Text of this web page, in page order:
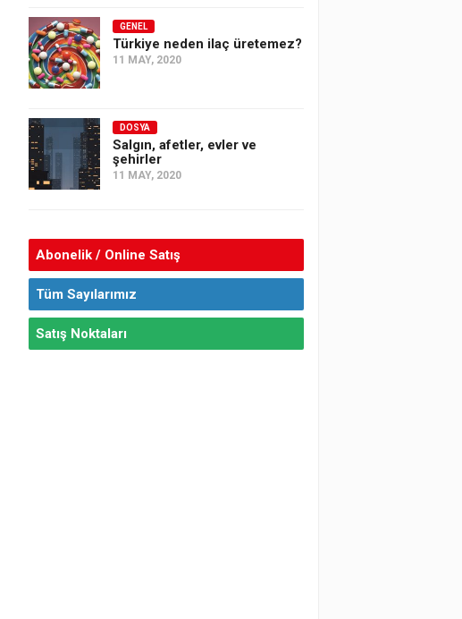
GENEL
Türkiye neden ilaç üretemez?
11 MAY, 2020
DOSYA
Salgın, afetler, evler ve
şehirler
11 MAY, 2020
Abonelik / Online Satış
Tüm Sayılarımız
Satış Noktaları